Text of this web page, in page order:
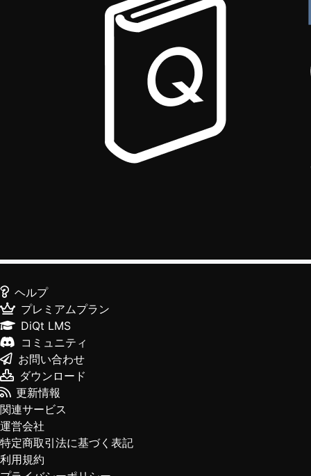
ヘルプ
プレミアムプラン
DiQt LMS
コミュニティ
お問い合わせ
ダウンロード
更新情報
関連サービス
運営会社
特定商取引法に基づく表記
利用規約